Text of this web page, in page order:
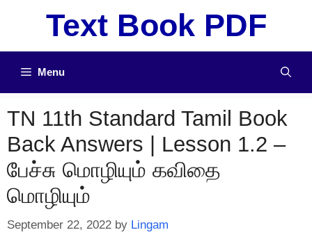
Text Book PDF
Menu
TN 11th Standard Tamil Book
Back Answers | Lesson 1.2 –
பேச்சு மொழியும் கவிதை
மொழியும்
September 22, 2022 by Lingam